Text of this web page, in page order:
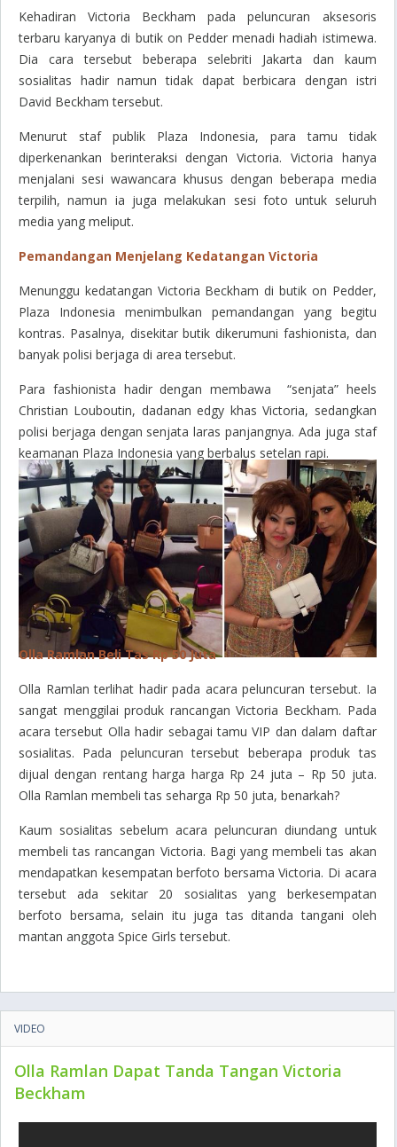
Kehadiran Victoria Beckham pada peluncuran aksesoris
terbaru karyanya di butik on Pedder menadi hadiah istimewa.
Dia cara tersebut beberapa selebriti Jakarta dan kaum
sosialitas hadir namun tidak dapat berbicara dengan istri
David Beckham tersebut.
Menurut staf publik Plaza Indonesia, para tamu tidak
diperkenankan berinteraksi dengan Victoria. Victoria hanya
menjalani sesi wawancara khusus dengan beberapa media
terpilih, namun ia juga melakukan sesi foto untuk seluruh
media yang meliput.
Pemandangan Menjelang Kedatangan Victoria
Menunggu kedatangan Victoria Beckham di butik on Pedder,
Plaza Indonesia menimbulkan pemandangan yang begitu
kontras. Pasalnya, disekitar butik dikerumuni fashionista, dan
banyak polisi berjaga di area tersebut.
Para fashionista hadir dengan membawa “senjata” heels
Christian Louboutin, dadanan edgy khas Victoria, sedangkan
polisi berjaga dengan senjata laras panjangnya. Ada juga staf
keamanan Plaza Indonesia yang berbalus setelan rapi.
Olla Ramlan Beli Tas Rp 50 Juta
Olla Ramlan terlihat hadir pada acara peluncuran tersebut. Ia
sangat menggilai produk rancangan Victoria Beckham. Pada
acara tersebut Olla hadir sebagai tamu VIP dan dalam daftar
sosialitas. Pada peluncuran tersebut beberapa produk tas
dijual dengan rentang harga harga Rp 24 juta – Rp 50 juta.
Olla Ramlan membeli tas seharga Rp 50 juta, benarkah?
Kaum sosialitas sebelum acara peluncuran diundang untuk
membeli tas rancangan Victoria. Bagi yang membeli tas akan
mendapatkan kesempatan berfoto bersama Victoria. Di acara
tersebut ada sekitar 20 sosialitas yang berkesempatan
berfoto bersama, selain itu juga tas ditanda tangani oleh
mantan anggota Spice Girls tersebut.
VIDEO
Olla Ramlan Dapat Tanda Tangan Victoria
Beckham